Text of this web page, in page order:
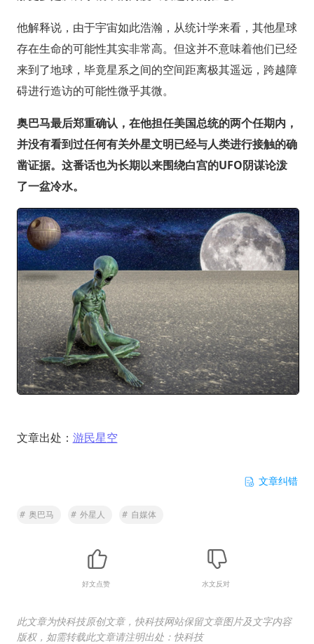
他解释说，由于宇宙如此浩瀚，从统计学来看，其他星球
存在生命的可能性其实非常高。但这并不意味着他们已经
来到了地球，毕竟星系之间的空间距离极其遥远，跨越障
碍进行造访的可能性微乎其微。
奥巴马最后郑重确认，在他担任美国总统的两个任期内，
并没有看到过任何有关外星文明已经与人类进行接触的确
凿证据。这番话也为长期以来围绕白宫的UFO阴谋论泼
了一盆冷水。
文章出处： 游民星空
文章纠错
# 奥巴马 # 外星人 # 自媒体
好文点赞 水文反对
此文章为快科技原创文章，快科技网站保留文章图片及文字内容
版权，如需转载此文章请注明出处：快科技